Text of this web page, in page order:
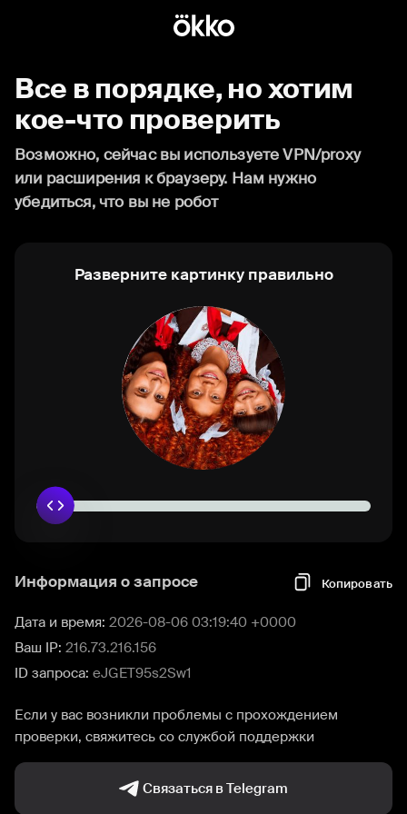
Все в порядке, но хотим
кое-что проверить
Возможно, сейчас вы используете VPN/proxy
или расширения к браузеру. Нам нужно
убедиться, что вы не робот
Разверните картинку правильно
Информация о запросе Копировать
Дата и время: 2026-08-06 03:19:40 +0000
Ваш IP: 216.73.216.156
ID запроса: eJGET95s2Sw1
Если у вас возникли проблемы с прохождением
проверки, свяжитесь со службой поддержки
Связаться в Telegram